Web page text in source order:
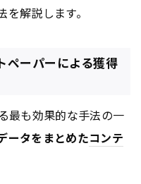
を解説します。
ペーパーによる獲得
最も効果的な手法の一
ータをまとめたコンテ